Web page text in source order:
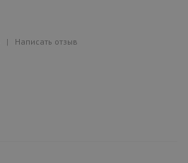
| Написать отзыв